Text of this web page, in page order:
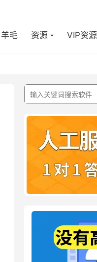
羊毛 资源 VIP资源
搜索